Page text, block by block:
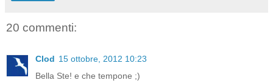
20 commenti:
Clod 15 ottobre, 2012 10:23
Bella Ste! e che tempone ;)